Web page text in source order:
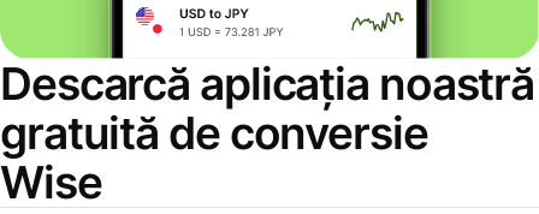
Descarcă aplicația noastră
gratuită de conversie
Wise